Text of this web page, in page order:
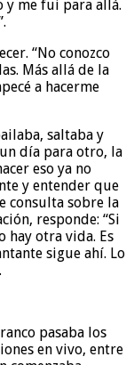
y me fui para allá.
“No conozco
Más allá de la
a hacerme
saltaba y
día para otro, la
eso ya no
y entender que
consulta sobre la
responde: “Si
hay otra vida. Es
sigue ahí. Lo
pasaba los
en vivo, entre